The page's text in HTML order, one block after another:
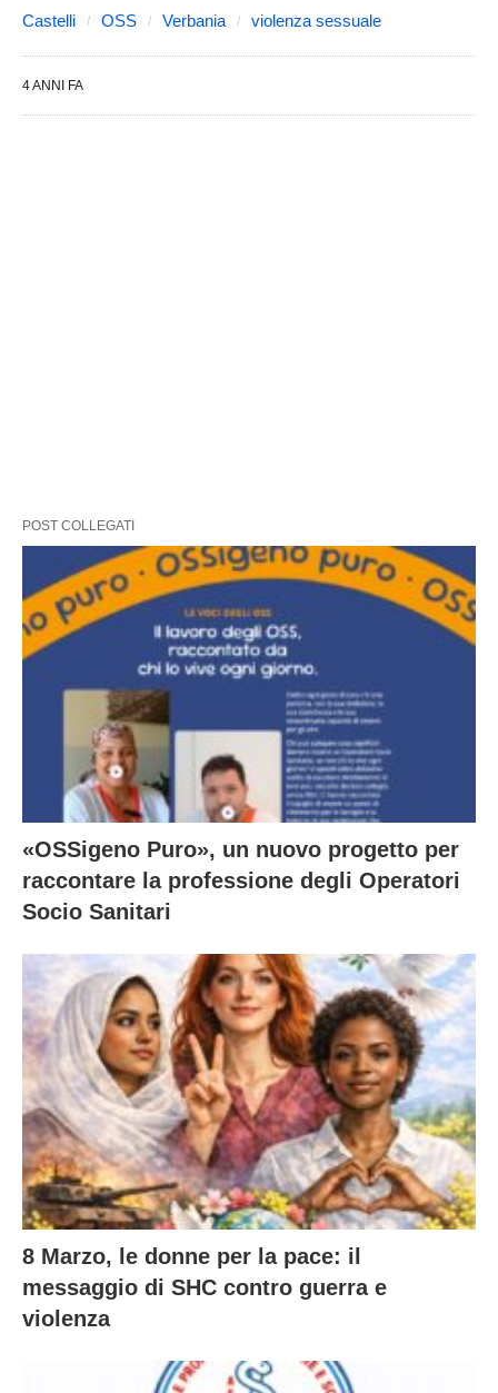
Castelli OSS Verbania violenza sessuale
4 ANNI FA
POST COLLEGATI
«OSSigeno Puro», un nuovo progetto per
raccontare la professione degli Operatori
Socio Sanitari
8 Marzo, le donne per la pace: il
messaggio di SHC contro guerra e
violenza